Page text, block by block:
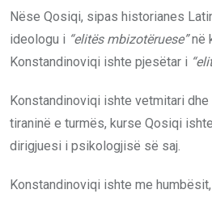
Nëse Qosiqi, sipas historianes
ideologu i “elitës mbizotëruese”në
Konstandinoviqi ishte pjesëtar i
Konstandinoviqi ishte vetmitari dhe
tiraninë e turmës, kurse Qosiqi
dirigjuesi i psikologjisë së saj.
Konstandinoviqi ishte me